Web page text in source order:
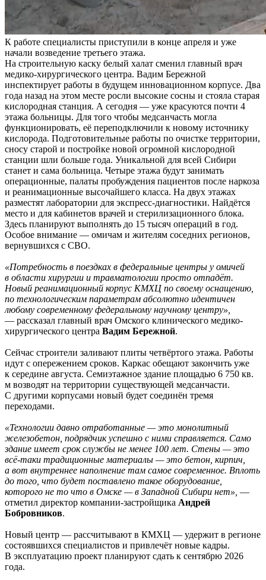
К работе специалисты приступили в конце апреля и уже
начали возведение третьего этажа.
На строительную каску белый халат сменил главный врач
медико-хирургического центра. Вадим Бережной
инспектирует работы в будущем инновационном корпусе. Два
года назад на этом месте росли высокие сосны и стояла старая
кислородная станция. А сегодня — уже красуются почти 4
этажа больницы. Для того чтобы медсанчасть могла
функционировать, её переподключили к новому источнику
кислорода. Подготовительные работы по очистке территории,
сносу старой и постройке новой огромной кислородной
станции шли больше года. Уникальной для всей Сибири
станет и сама больница. Четыре этажа будут занимать
операционные, палаты пробуждения пациентов после наркоза
и реанимационные высочайшего класса. На двух этажах
разместят лаборатории для экспресс-диагностики. Найдётся
место и для кабинетов врачей и стерилизационного блока.
Здесь планируют выполнять до 15 тысяч операций в год.
Особое внимание — омичам и жителям соседних регионов,
вернувшихся с СВО.
«Потребность в поездках в федеральные центры у омичей
в области хирургии и травматологии просто отпадёт.
Новый реанимационный корпус КМХЦ по своему оснащению,
по технологическим параметрам абсолютно идентичен
любому современному федеральному научному центру»,
— рассказал главный врач Омского клинического медико-
хирургического центра Вадим Бережной.
Сейчас строители заливают плиты четвёртого этажа. Работы
идут с опережением сроков. Каркас обещают закончить уже
к середине августа. Семиэтажное здание площадью 6 750 кв.
м возводят на территории существующей медсанчасти.
С другими корпусами новый будет соединён тремя
переходами.
«Технологии давно отработанные — это монолитный
железобетон, подрядчик успешно с ними справляется. Само
здание имеет срок службы не менее 100 лет. Стены — это
всё-таки традиционные материалы — это бетон, кирпич,
а вот внутреннее наполнение там самое современное. Вплоть
до того, что будет поставлено такое оборудование,
которого не то что в Омске — в Западной Сибири нет», —
отметил директор компании-застройщика Андрей
Бобровников.
Новый центр — рассчитывают в КМХЦ — удержит в регионе
состоявшихся специалистов и привлечёт новые кадры.
В эксплуатацию проект планируют сдать к сентябрю 2026
года.